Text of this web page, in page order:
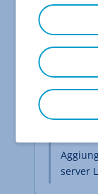
20.04,
su un
su un
server